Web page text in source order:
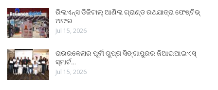
ରିଲାଏନ୍ସ ଡିଜିଟାଲ୍ ଆଣିଲା ଗ୍ରାଣ୍ଡ ରଥଯାତ୍ରା ଫେଷ୍ଟିଭ୍
ଅଫର
Jul 15, 2026
ରାଉରକେଲାର ପୂର୍ବୀ ଗୁପ୍ତା ସିଙ୍ଗାପୁରର ଜିଆଇଆଇଏସ୍
ସ୍ମାର୍ଟ…
Jul 15, 2026